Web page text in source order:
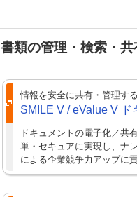
書類の管理・検索・
情報を安全に共有・管理する
SMILE V / eValue V ド
ドキュメントの電子化／共
単・セキュアに実現し、ナ
による企業競争力アップに